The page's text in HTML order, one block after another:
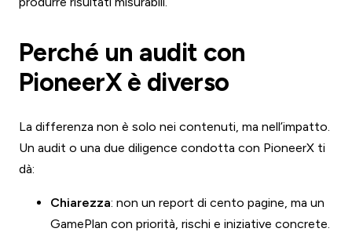
Perché un audit con
PioneerX è diverso
La differenza non è solo nei contenuti, ma nell’impatto.
Un audit o una due diligence condotta con PioneerX ti
dà:
Chiarezza: non un report di cento pagine, ma un
GamePlan con priorità, rischi e iniziative concrete.